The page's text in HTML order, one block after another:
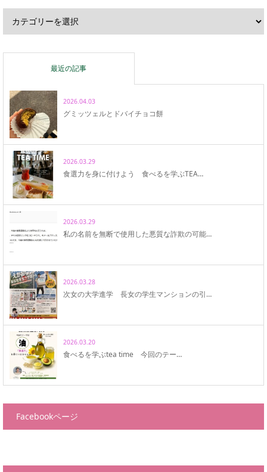
最近の記事
2026.04.03
グミッツェルとドバイチョコ餅
2026.03.29
食選力を身に付けよう 食べるを学ぶTEA…
2026.03.29
私の名前を無断で使用した悪質な詐欺の可能…
2026.03.28
次女の大学進学 長女の学生マンションの引…
2026.03.20
食べるを学ぶtea time 今回のテー…
Facebookページ